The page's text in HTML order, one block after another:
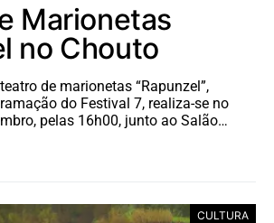
Marionetas
no Chouto
de marionetas “Rapunzel”,
do Festival 7, realiza-se no
pelas 16h00, junto ao Salão…
CULTURA